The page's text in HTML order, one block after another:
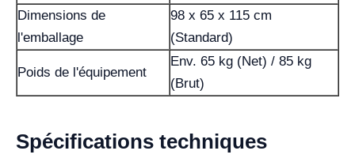
Dimensions de
l'emballage
98 x 65 x 115 cm
(Standard)
Poids de l'équipement
Env. 65 kg (Net) / 85 kg
(Brut)
Spécifications techniques